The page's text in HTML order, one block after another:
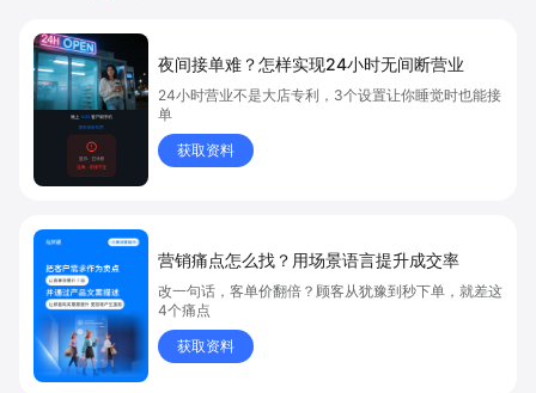
夜间接单难？怎样实现24小时无间断营业
24小时营业不是大店专利，3个设置让你睡觉时也能接
单
获取资料
营销痛点怎么找？用场景语言提升成交率
改一句话，客单价翻倍？顾客从犹豫到秒下单，就差这
4个痛点
获取资料